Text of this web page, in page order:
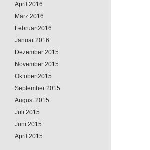
April 2016
März 2016
Februar 2016
Januar 2016
Dezember 2015
November 2015
Oktober 2015
September 2015
August 2015
Juli 2015
Juni 2015
April 2015